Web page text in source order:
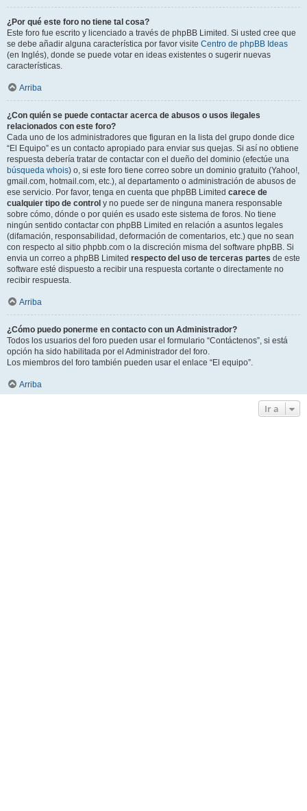
¿Por qué este foro no tiene tal cosa?
Este foro fue escrito y licenciado a través de phpBB Limited. Si usted cree que
se debe añadir alguna característica por favor visite Centro de phpBB Ideas
(en Inglés), donde se puede votar en ideas existentes o sugerir nuevas
características.
Arriba
¿Con quién se puede contactar acerca de abusos o usos ilegales
relacionados con este foro?
Cada uno de los administradores que figuran en la lista del grupo donde dice
“El Equipo” es un contacto apropiado para enviar sus quejas. Si así no obtiene
respuesta debería tratar de contactar con el dueño del dominio (efectúe una
búsqueda whois) o, si este foro tiene correo sobre un dominio gratuito (Yahoo!,
gmail.com, hotmail.com, etc.), al departamento o administración de abusos de
ese servicio. Por favor, tenga en cuenta que phpBB Limited carece de
cualquier tipo de control y no puede ser de ninguna manera responsable
sobre cómo, dónde o por quién es usado este sistema de foros. No tiene
ningún sentido contactar con phpBB Limited en relación a asuntos legales
(difamación, responsabilidad, deformación de comentarios, etc.) que no sean
con respecto al sitio phpbb.com o la discreción misma del software phpBB. Si
envia un correo a phpBB Limited respecto del uso de terceras partes de este
software esté dispuesto a recibir una respuesta cortante o directamente no
recibir respuesta.
Arriba
¿Cómo puedo ponerme en contacto con un Administrador?
Todos los usuarios del foro pueden usar el formulario “Contáctenos”, si está
opción ha sido habilitada por el Administrador del foro.
Los miembros del foro también pueden usar el enlace “El equipo”.
Arriba
Ir a